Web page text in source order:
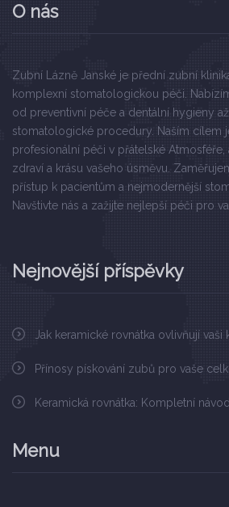
O nás
Zubní Lázně Janské je přední zubní
komplexní stomatologickou péči.
od preventivní péče a dentální hygieny
stomatologické procedury. Naším cílem
profesionální péči v přátelské
zdraví a krásu vašeho úsměvu.
přístup k pacientům a nejmodernější
Navštivte nás a zažijte nejlepší péči pro
Nejnovější příspěvky
Jak keramické rovnátka ovlivňují vaši
Přínosy pískování zubů pro vaše
Keramická rovnátka: Kompletní
Menu